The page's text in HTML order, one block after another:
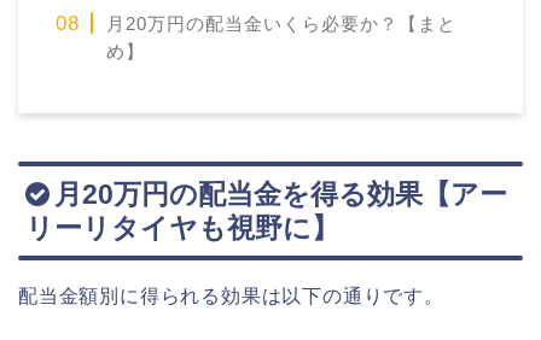
月20万円の配当金いくら必要か？【まと
め】
月20万円の配当金を得る効果【アー
リーリタイヤも視野に】
配当金額別に得られる効果は以下の通りです。